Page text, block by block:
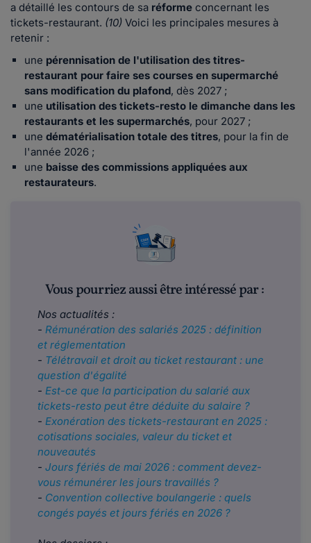
a détaillé les contours de sa réforme concernant les
tickets-restaurant. (10) Voici les principales mesures à
retenir :
une pérennisation de l'utilisation des titres-
restaurant pour faire ses courses en supermarché
sans modification du plafond, dès 2027 ;
une utilisation des tickets-resto le dimanche dans les
restaurants et les supermarchés, pour 2027 ;
une dématérialisation totale des titres, pour la fin de
l'année 2026 ;
une baisse des commissions appliquées aux
restaurateurs.
Vous pourriez aussi être intéressé par :
Nos actualités :
- Rémunération des salariés 2025 : définition
et réglementation
- Télétravail et droit au ticket restaurant : une
question d'égalité
- Est-ce que la participation du salarié aux
tickets-resto peut être déduite du salaire ?
- Exonération des tickets-restaurant en 2025 :
cotisations sociales, valeur du ticket et
nouveautés
- Jours fériés de mai 2026 : comment devez-
vous rémunérer les jours travaillés ?
- Convention collective boulangerie : quels
congés payés et jours fériés en 2026 ?